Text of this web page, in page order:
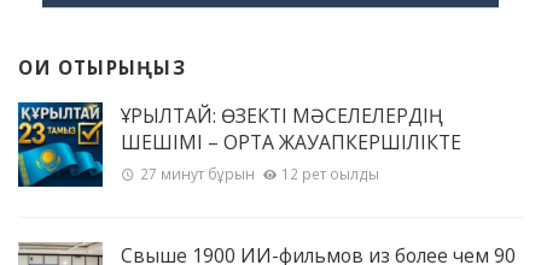
ОҚИ ОТЫРЫҢЫЗ
ҚҰРЫЛТАЙ: ӨЗЕКТІ МӘСЕЛЕЛЕРДІҢ
ШЕШІМІ – ОРТАҚ ЖАУАПКЕРШІЛІКТЕ
27 минут бұрын 12 рет оқылды
Свыше 1900 ИИ-фильмов из более чем 90